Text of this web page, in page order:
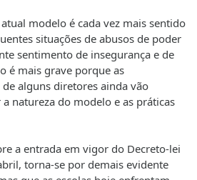
modelo é cada vez mais sentido
situações de abusos de poder
sentimento de insegurança e de
é mais grave porque as
alguns diretores ainda vão
natureza do modelo e as práticas
a entrada em vigor do Decreto-lei
torna-se por demais evidente